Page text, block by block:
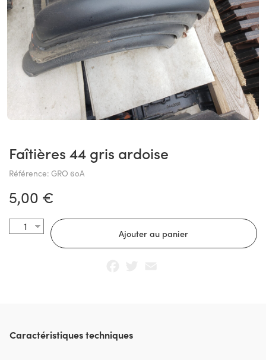
Faîtières 44 gris ardoise
Référence: GRO 60A
5,00 €
Caractéristiques techniques